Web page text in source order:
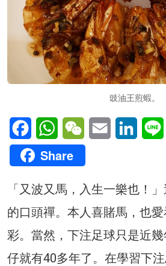
豉油王煎蝦。
FacebookWhatsAppWeChatEmail
Share
「又波又馬，入生一樂也！
的口頭禪。本人喜賭馬，也
彩。當然，下注足球只是近
仔就有40多年了。在學習下